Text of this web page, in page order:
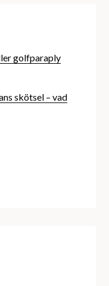
golfparaply
skötsel – vad